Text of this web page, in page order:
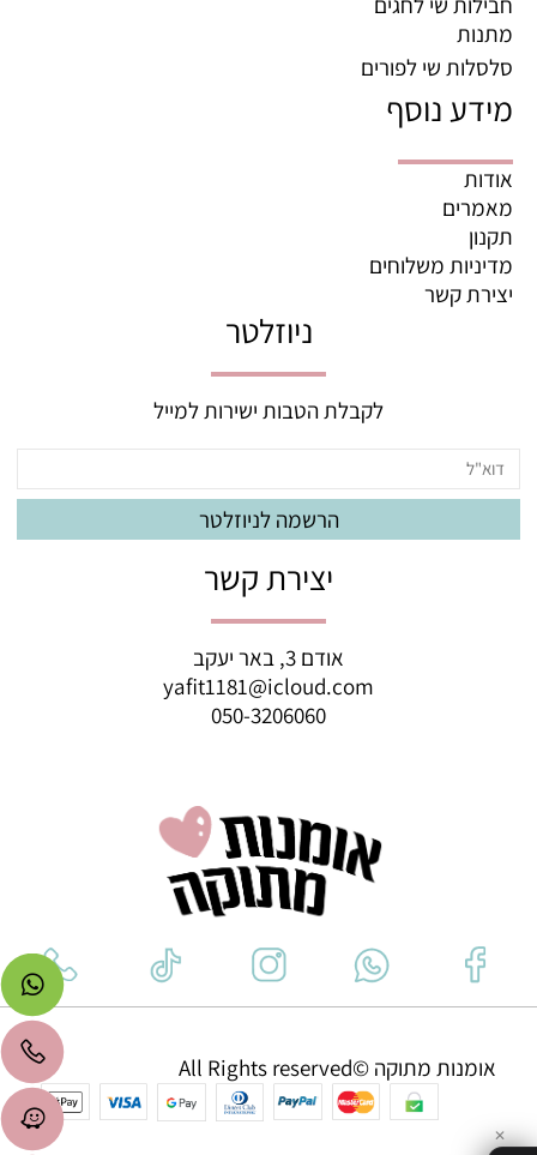
מתנות
סלסלות שי לפורים
מידע נוסף
אודות
מאמרים
תקנון
מדיניות משלוחים
יצירת קשר
ניוזלטר
לקבלת הטבות ישירות למייל
יצירת קשר
אודם 3, באר יעקב
yafit1181@icloud.com
050-3206060
אומנות מתוקה ©All Rights reserved
✕